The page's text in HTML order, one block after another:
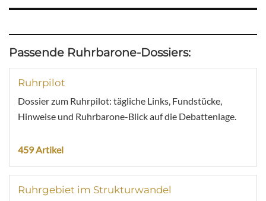
Passende Ruhrbarone-Dossiers:
Ruhrpilot
Dossier zum Ruhrpilot: tägliche Links, Fundstücke,
Hinweise und Ruhrbarone-Blick auf die Debattenlage.
459 Artikel
Ruhrgebiet im Strukturwandel